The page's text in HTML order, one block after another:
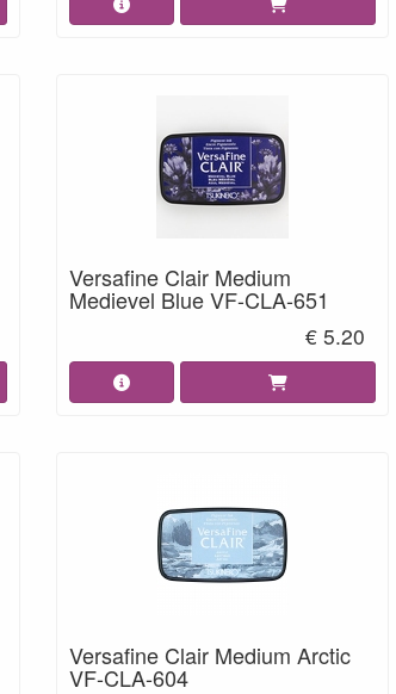
Versafine Clair Medium
Medievel Blue VF-CLA-651
€ 5.20
Versafine Clair Medium Arctic
VF-CLA-604